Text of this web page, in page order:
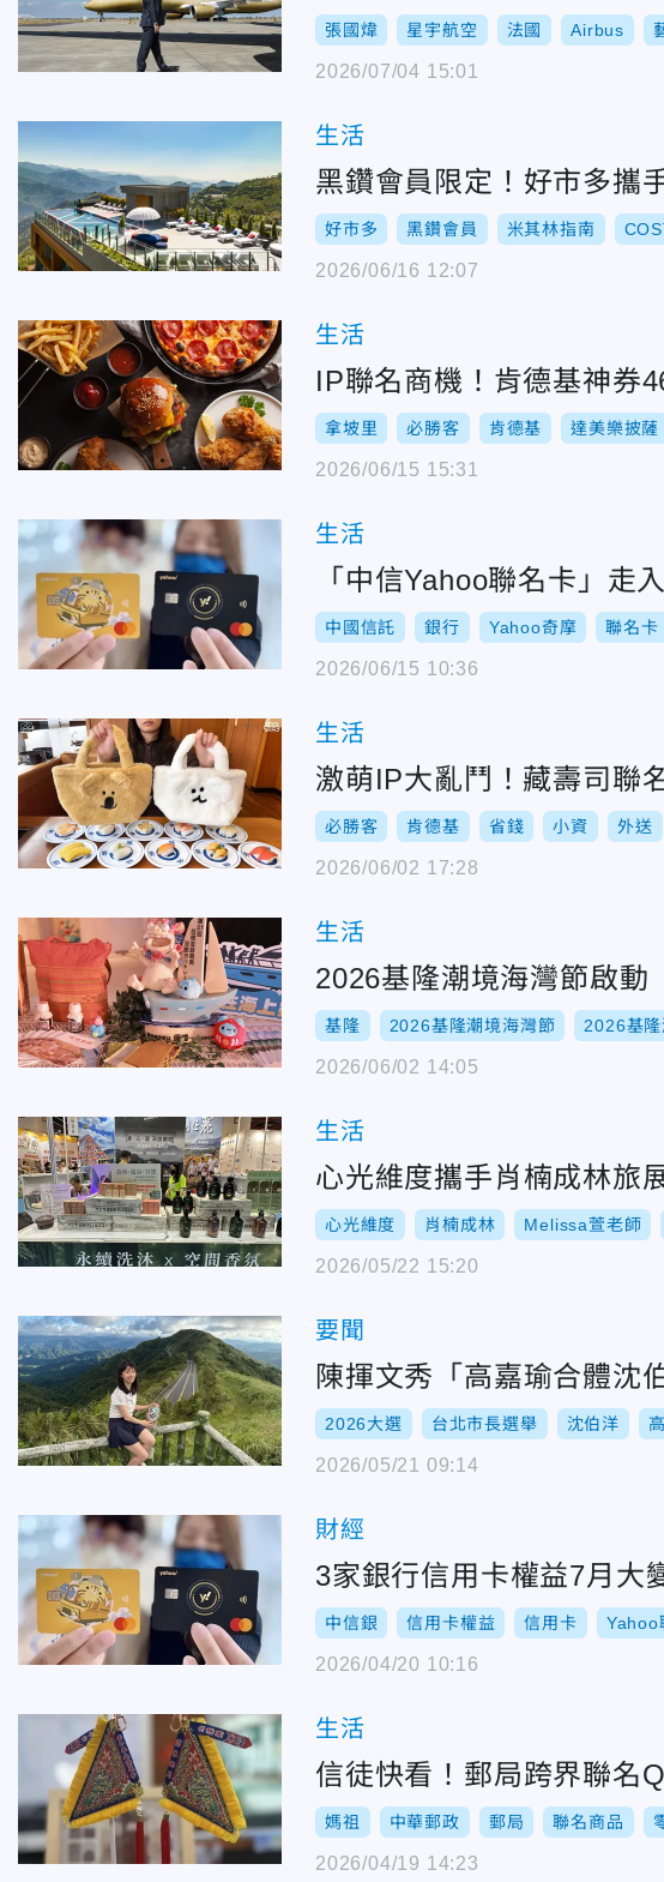
張國煒 星宇航空 法國 Airbus
2026/07/04 15:01
生活
黑鑽會員限定！好市多
好市多 黑鑽會員 米其林指南
2026/06/16 12:07
生活
IP聯名商機！肯德基神
拿坡里 必勝客 肯德基 達美樂披薩
2026/06/15 15:31
生活
「中信Yahoo聯名卡」
中國信託 銀行 Yahoo奇摩 聯名卡
2026/06/15 10:36
生活
激萌IP大亂鬥！藏壽司
必勝客 肯德基 省錢 小資 外送
2026/06/02 17:28
生活
2026基隆潮境海灣節啟
基隆 2026基隆潮境海灣節 2026基隆
2026/06/02 14:05
生活
心光維度攜手肖楠成林
心光維度 肖楠成林 Melissa萱老師
2026/05/22 15:20
要聞
陳揮文秀「高嘉瑜合體沈
2026大選 台北市長選舉 沈伯洋
2026/05/21 09:14
財經
3家銀行信用卡權益7月大
中信銀 信用卡權益 信用卡 Yahoo
2026/04/20 10:16
生活
信徒快看！郵局跨界聯名
媽祖 中華郵政 郵局 聯名商品
2026/04/19 14:23